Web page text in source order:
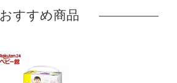
おすすめ商品